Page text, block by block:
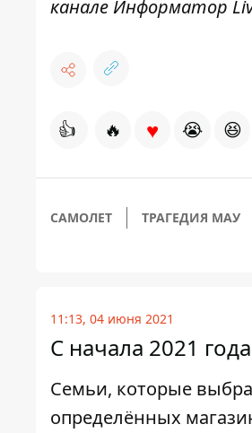
канале Информатор
👍 🔥 ♥ 😭 😆
САМОЛЕТ ТРАГЕДИЯ МАУ
11:13, 04 июня 2021
С начала 2021
Семьи, которые
определённых